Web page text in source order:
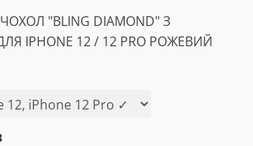
"BLING DIAMOND" З
IPHONE 12 / 12 PRO РОЖЕВИЙ